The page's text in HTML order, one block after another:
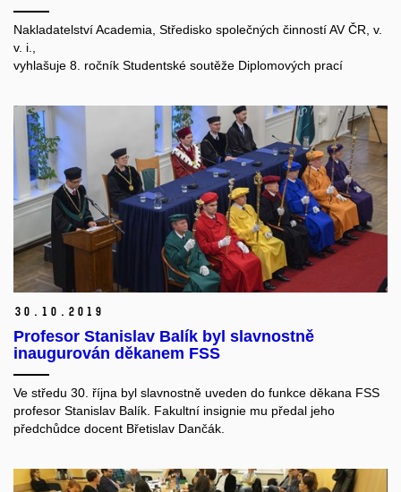
Nakladatelství Academia, Středisko společných činností AV ČR, v.
v. i.,
vyhlašuje 8. ročník Studentské soutěže Diplomových prací
30. 10. 2019
Profesor Stanislav Balík byl slavnostně
inaugurován děkanem FSS
Ve středu 30. října byl slavnostně uveden do funkce děkana FSS
profesor Stanislav Balík. Fakultní insignie mu předal jeho
předchůdce docent Břetislav Dančák.